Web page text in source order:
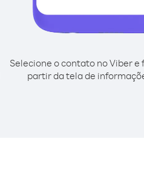
Selecione o contato no Viber e
partir da tela de